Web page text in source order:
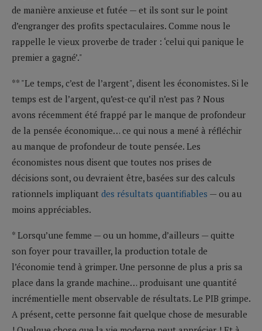
de manière anxieuse et futée — et ils sont sur le point
d’engranger des profits spectaculaires. Comme nous le
rappelle le vieux proverbe de trader : ‘celui qui panique le
premier a gagné’."
** "Le temps, c’est de l’argent", disent les économistes. Si le
temps est de l’argent, qu’est-ce qu’il n’est pas ? Nous
avons récemment été frappé par le manque de profondeur
de la pensée économique… ce qui nous a mené à réfléchir
au manque de profondeur de toute pensée. Les
économistes nous disent que toutes nos prises de
décisions sont, ou devraient être, basées sur des calculs
rationnels impliquant des résultats quantifiables — ou au
moins appréciables.
* Lorsqu’une femme — ou un homme, d’ailleurs — quitte
son foyer pour travailler, la production totale de
l’économie tend à grimper. Une personne de plus a pris sa
place dans la grande machine… produisant une quantité
incrémentielle ment observable de résultats. Le PIB grimpe.
A présent, cette personne fait quelque chose de mesurable